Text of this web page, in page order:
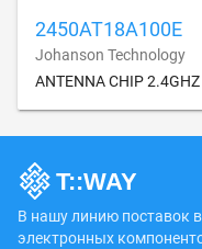
2450AT18A100E
Johanson Technology
ANTENNA CHIP 2.4GHZ
В нашу линию поставок
электронных